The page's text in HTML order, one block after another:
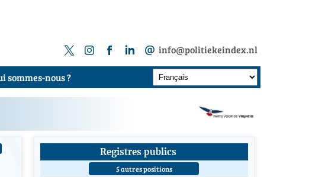
info@politiekeindex.nl
sommes-nous ?
Registres publics
5 autres positions